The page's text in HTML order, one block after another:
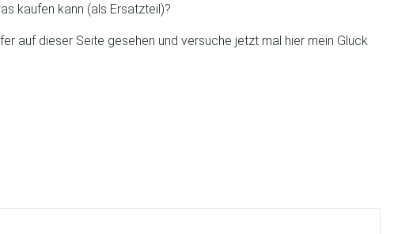
kaufen kann (als Ersatzteil)?
auf dieser Seite gesehen und versuche jetzt mal hier mein Glück